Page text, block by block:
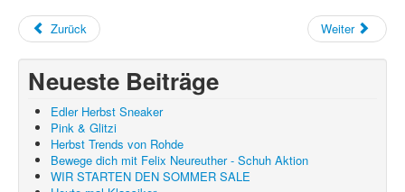
Unser Team
Zurück Weiter
Neueste Beiträge
Edler Herbst Sneaker
Pink & Glitzi
Herbst Trends von Rohde
Bewege dich mit Felix Neureuther - Schuh Aktion
WIR STARTEN DEN SOMMER SALE